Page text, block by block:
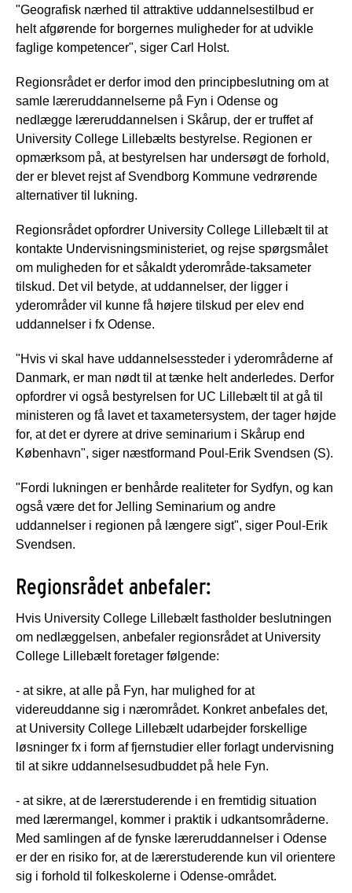
"Geografisk nærhed til attraktive uddannelsestilbud er
helt afgørende for borgernes muligheder for at udvikle
faglige kompetencer", siger Carl Holst.
Regionsrådet er derfor imod den principbeslutning om at
samle læreruddannelserne på Fyn i Odense og
nedlægge læreruddannelsen i Skårup, der er truffet af
University College Lillebælts bestyrelse. Regionen er
opmærksom på, at bestyrelsen har undersøgt de forhold,
der er blevet rejst af Svendborg Kommune vedrørende
alternativer til lukning.
Regionsrådet opfordrer University College Lillebælt til at
kontakte Undervisningsministeriet, og rejse spørgsmålet
om muligheden for et såkaldt yderområde-taksameter
tilskud. Det vil betyde, at uddannelser, der ligger i
yderområder vil kunne få højere tilskud per elev end
uddannelser i fx Odense.
"Hvis vi skal have uddannelsessteder i yderområderne af
Danmark, er man nødt til at tænke helt anderledes. Derfor
opfordrer vi også bestyrelsen for UC Lillebælt til at gå til
ministeren og få lavet et taxametersystem, der tager højde
for, at det er dyrere at drive seminarium i Skårup end
København", siger næstformand Poul-Erik Svendsen (S).
"Fordi lukningen er benhårde realiteter for Sydfyn, og kan
også være det for Jelling Seminarium og andre
uddannelser i regionen på længere sigt", siger Poul-Erik
Svendsen.
Regionsrådet anbefaler:
Hvis University College Lillebælt fastholder beslutningen
om nedlæggelsen, anbefaler regionsrådet at University
College Lillebælt foretager følgende:
- at sikre, at alle på Fyn, har mulighed for at
videreuddanne sig i nærområdet. Konkret anbefales det,
at University College Lillebælt udarbejder forskellige
løsninger fx i form af fjernstudier eller forlagt undervisning
til at sikre uddannelsesudbuddet på hele Fyn.
- at sikre, at de lærerstuderende i en fremtidig situation
med lærermangel, kommer i praktik i udkantsområderne.
Med samlingen af de fynske læreruddannelser i Odense
er der en risiko for, at de lærerstuderende kun vil orientere
sig i forhold til folkeskolerne i Odense-området.